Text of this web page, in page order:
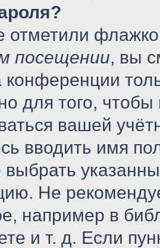
отметили
посещении, вы
для того, чтобы
вашей
вводить имя
Не
например в
и т. д. Если